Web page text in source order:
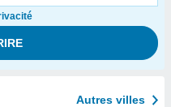
Autres villes